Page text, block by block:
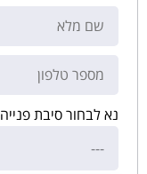
נא לבחור סיבת פנייה
---